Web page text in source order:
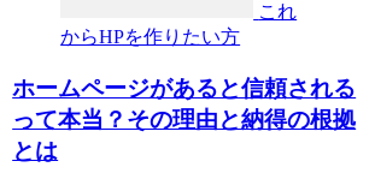
これ
からHPを作りたい方
ホームページがあると信頼される
って本当？その理由と納得の根拠
とは